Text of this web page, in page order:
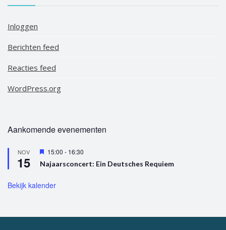
Inloggen
Berichten feed
Reacties feed
WordPress.org
Aankomende evenementen
NOV
15
U
t
e
h
15:00 - 16:30
Najaarsconcert: Ein Deutsches Requiem
Bekijk kalender